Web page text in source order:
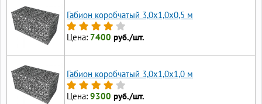
Габион коробчатый 3,0х1,0х0,5 м
Цена: 7400 руб./шт.
Габион коробчатый 3,0х1,0х1,0 м
Цена: 9300 руб./шт.